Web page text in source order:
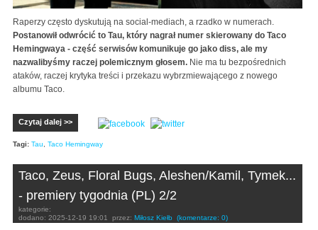
Raperzy często dyskutują na social-mediach, a rzadko w numerach.
Postanowił odwrócić to Tau, który nagrał numer skierowany do Taco
Hemingwaya - część serwisów komunikuje go jako diss, ale my
nazwalibyśmy raczej polemicznym głosem. Nie ma tu bezpośrednich
ataków, raczej krytyka treści i przekazu wybrzmiewającego z nowego
albumu Taco.
Czytaj dalej >>
Tagi: Tau, Taco Hemingway
Taco, Zeus, Floral Bugs, Aleshen/Kamil, Tymek...
- premiery tygodnia (PL) 2/2
kategorie:
dodano: 2025-12-19 19:01 przez: Miłosz Kiełb (komentarze: 0)